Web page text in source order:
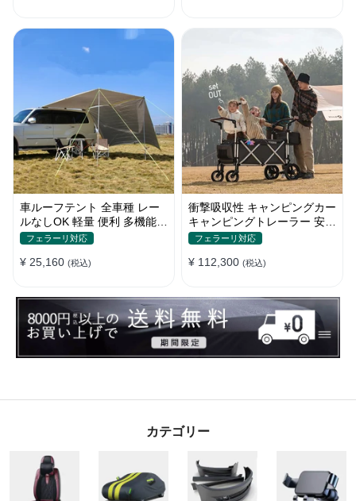
車ルーフテント 全車種 レー
ルなしOK 軽量 便利 多機能
日除け 防水 頑丈 夏ドライブ
フェラーリ対応
¥ 25,160 (税込)
衝撃吸収性 キャンピングカー
キャンピングトレーラー 安全
性 簡単収納 大容量 ベビーカ
フェラーリ対応
¥ 112,300 (税込)
カテゴリー